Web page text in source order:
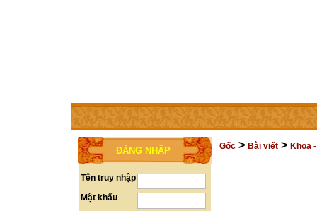
TRANG CHỦ THÀNH VIÊN TRỢ GIÚP LIÊN HỆ
ĐĂNG NHẬP
Tên truy nhập
Mật khẩu
Gốc > Bài viết > Khoa